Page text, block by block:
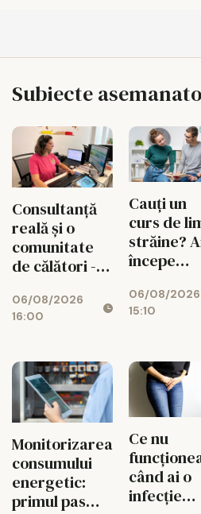
Subiecte
Consultanță
reală și o
comunitate
de călători -
spatele
fiecărui
CISTOUR
06/08/2026
16:00
Cauți un
curs de
străine?
începe
ta cu
Transcript
06/08/2026
15:10
Monitorizarea
consumului
energetic:
primul pas
Ce nu
când ai o
infecție